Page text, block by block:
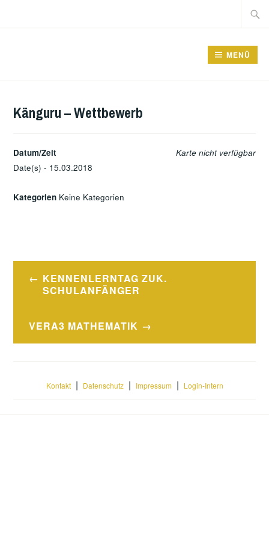
Suche
MENÜ
Känguru – Wettbewerb
Karte nicht verfügbar
Datum/Zeit
Date(s) - 15.03.2018
Kategorien Keine Kategorien
Beitragsnavigation
KENNENLERNTAG ZUK.
SCHULANFÄNGER
VERA3 MATHEMATIK
Kontakt| Datenschutz| Impressum| Login-Intern